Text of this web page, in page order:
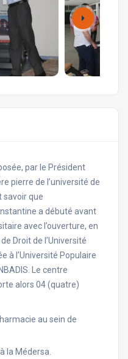
par le Président
pierre de l’université de
savoir que
a débuté avant
avec l’ouverture, en
Droit de l’Université
à l’Université Populaire
Le centre
alors 04 (quatre)
au sein de
la Médersa.